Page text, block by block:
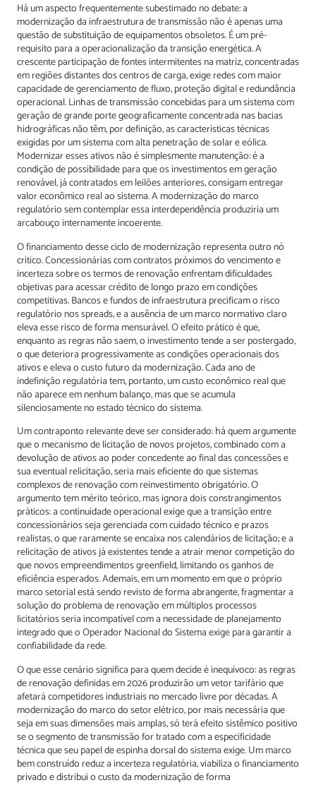
Há um aspecto frequentemente subestimado no debate: a
modernização da infraestrutura de transmissão não é apenas uma
questão de substituição de equipamentos obsoletos. É um pré-
requisito para a operacionalização da transição energética. A
crescente participação de fontes intermitentes na matriz, concentradas
em regiões distantes dos centros de carga, exige redes com maior
capacidade de gerenciamento de fluxo, proteção digital e redundância
operacional. Linhas de transmissão concebidas para um sistema com
geração de grande porte geograficamente concentrada nas bacias
hidrográficas não têm, por definição, as características técnicas
exigidas por um sistema com alta penetração de solar e eólica.
Modernizar esses ativos não é simplesmente manutenção: é a
condição de possibilidade para que os investimentos em geração
renovável, já contratados em leilões anteriores, consigam entregar
valor econômico real ao sistema. A modernização do marco
regulatório sem contemplar essa interdependência produziria um
arcabouço internamente incoerente.
O financiamento desse ciclo de modernização representa outro nó
crítico. Concessionárias com contratos próximos do vencimento e
incerteza sobre os termos de renovação enfrentam dificuldades
objetivas para acessar crédito de longo prazo em condições
competitivas. Bancos e fundos de infraestrutura precificam o risco
regulatório nos spreads, e a ausência de um marco normativo claro
eleva esse risco de forma mensurável. O efeito prático é que,
enquanto as regras não saem, o investimento tende a ser postergado,
o que deteriora progressivamente as condições operacionais dos
ativos e eleva o custo futuro da modernização. Cada ano de
indefinição regulatória tem, portanto, um custo econômico real que
não aparece em nenhum balanço, mas que se acumula
silenciosamente no estado técnico do sistema.
Um contraponto relevante deve ser considerado: há quem argumente
que o mecanismo de licitação de novos projetos, combinado com a
devolução de ativos ao poder concedente ao final das concessões e
sua eventual relicitação, seria mais eficiente do que sistemas
complexos de renovação com reinvestimento obrigatório. O
argumento tem mérito teórico, mas ignora dois constrangimentos
práticos: a continuidade operacional exige que a transição entre
concessionários seja gerenciada com cuidado técnico e prazos
realistas, o que raramente se encaixa nos calendários de licitação; e a
relicitação de ativos já existentes tende a atrair menor competição do
que novos empreendimentos greenfield, limitando os ganhos de
eficiência esperados. Ademais, em um momento em que o próprio
marco setorial está sendo revisto de forma abrangente, fragmentar a
solução do problema de renovação em múltiplos processos
licitatórios seria incompatível com a necessidade de planejamento
integrado que o Operador Nacional do Sistema exige para garantir a
confiabilidade da rede.
O que esse cenário significa para quem decide é inequívoco: as regras
de renovação definidas em 2026 produzirão um vetor tarifário que
afetará competidores industriais no mercado livre por décadas. A
modernização do marco do setor elétrico, por mais necessária que
seja em suas dimensões mais amplas, só terá efeito sistêmico positivo
se o segmento de transmissão for tratado com a especificidade
técnica que seu papel de espinha dorsal do sistema exige. Um marco
bem construído reduz a incerteza regulatória, viabiliza o financiamento
privado e distribui o custo da modernização de forma